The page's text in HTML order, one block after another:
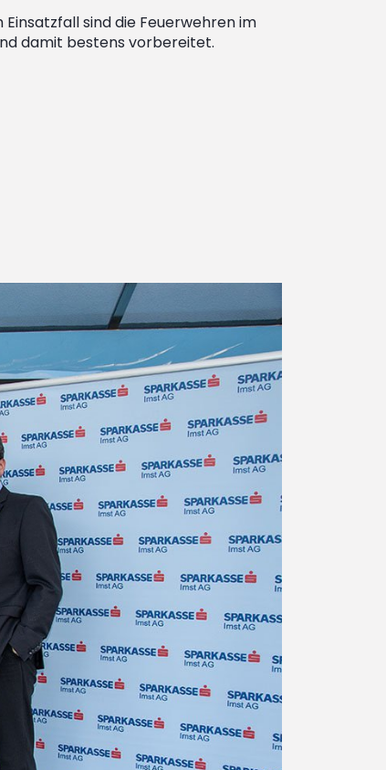
sind die Feuerwehren im
damit bestens vorbereitet.